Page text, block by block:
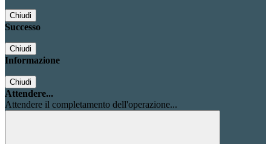
Chiudi
Successo
Chiudi
Informazione
Chiudi
Attendere...
Attendere il completamento dell'operazione...